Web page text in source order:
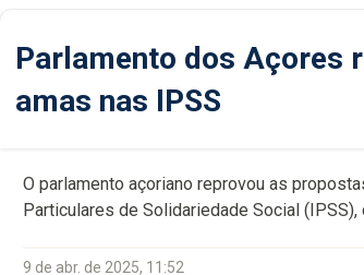
Parlamento dos Açores
amas nas IPSS
O parlamento açoriano reprovou as
Particulares de Solidariedade Social
9 de abr. de 2025, 11:52